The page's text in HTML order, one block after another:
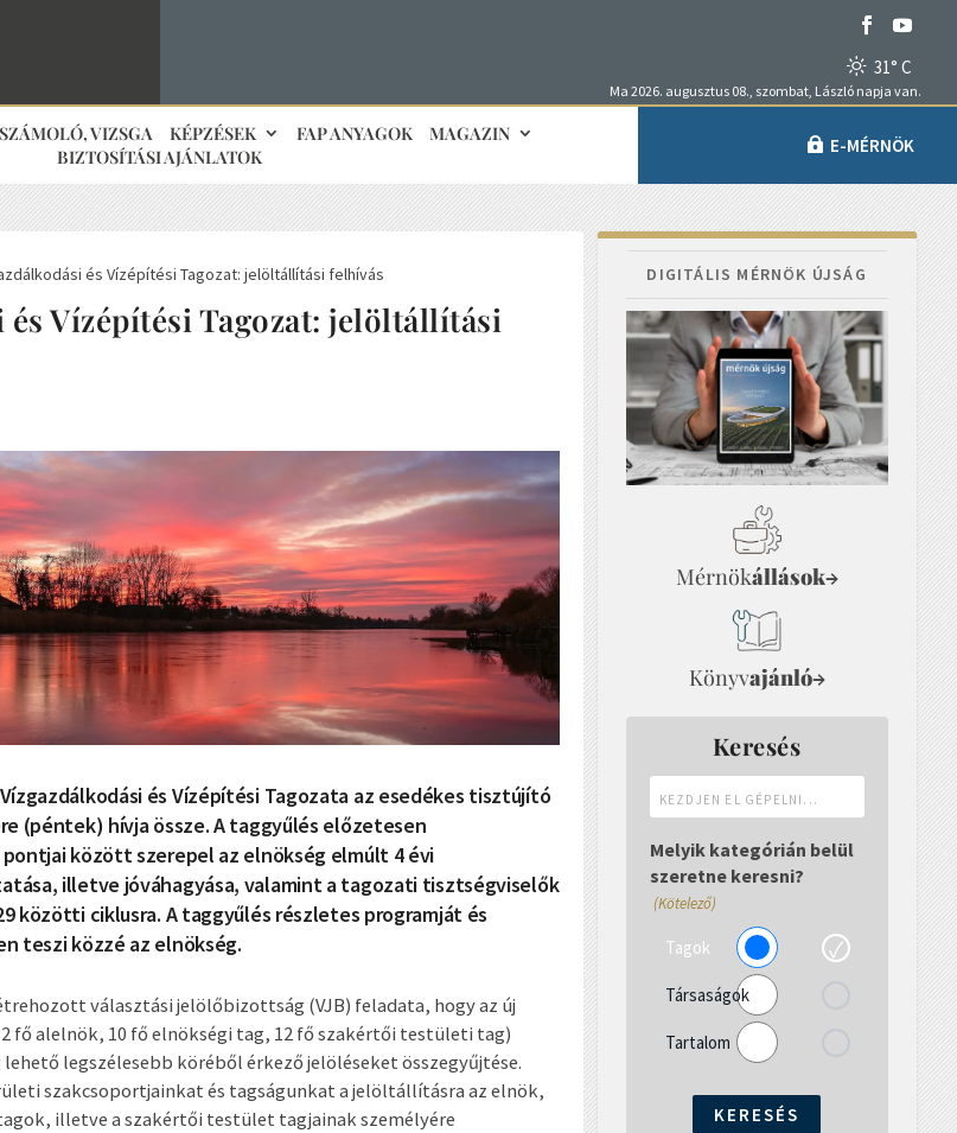
31° C
Ma 2026. augusztus 08., szombat, László napja van.
VIZSGA KÉPZÉSEK FAP ANYAGOK
MAGAZIN
BIZTOSÍTÁSI AJÁNLATOK
E-MÉRNÖK
és Vízépítési Tagozat: jelöltállítási felhívás
és Vízépítési Tagozat: jelöltállítási
Vízgazdálkodási és Vízépítési Tagozata az esedékes tisztújító
(péntek) hívja össze. A taggyűlés előzetesen
között szerepel az elnökség elmúlt 4 évi
illetve jóváhagyása, valamint a tagozati tisztségviselők
közötti ciklusra. A taggyűlés részletes programját és
teszi közzé az elnökség.
választási jelölőbizottság (VJB) feladata, hogy az új
fő alelnök, 10 fő elnökségi tag, 12 fő szakértői testületi tag)
legszélesebb köréből érkező jelöléseket összegyűjtése.
szakcsoportjainkat és tagságunkat a jelöltállításra az elnök,
illetve a szakértői testület tagjainak személyére
DIGITÁLIS MÉRNÖK ÚJSÁG
Mérnökállások→
Könyvajánló→
Keresés
el
gépelni...
Melyik kategórián belül
szeretne keresni?
(Kötelező)
Tagok
Társaságok
Tartalom